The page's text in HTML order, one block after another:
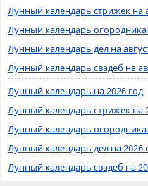
Лунный календарь стрижек на
Лунный календарь огородника
Лунный календарь дел на
Лунный календарь свадеб на
Лунный календарь на 2026 год
Лунный календарь стрижек на
Лунный календарь огородника
Лунный календарь дел на 2026
Лунный календарь свадеб на